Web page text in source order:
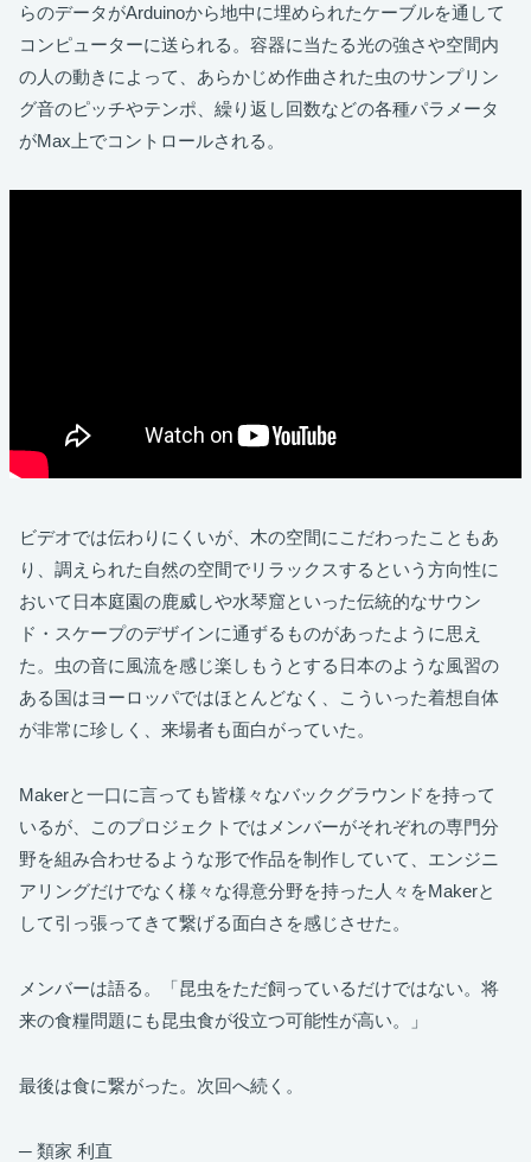
らのデータがArduinoから地中に埋められたケーブルを通して
コンピューターに送られる。容器に当たる光の強さや空間内
の人の動きによって、あらかじめ作曲された虫のサンプリン
グ音のピッチやテンポ、繰り返し回数などの各種パラメータ
がMax上でコントロールされる。
ビデオでは伝わりにくいが、木の空間にこだわったこともあ
り、調えられた自然の空間でリラックスするという方向性に
おいて日本庭園の鹿威しや水琴窟といった伝統的なサウン
ド・スケープのデザインに通ずるものがあったように思え
た。虫の音に風流を感じ楽しもうとする日本のような風習の
ある国はヨーロッパではほとんどなく、こういった着想自体
が非常に珍しく、来場者も面白がっていた。
Makerと一口に言っても皆様々なバックグラウンドを持って
いるが、このプロジェクトではメンバーがそれぞれの専門分
野を組み合わせるような形で作品を制作していて、エンジニ
アリングだけでなく様々な得意分野を持った人々をMakerと
して引っ張ってきて繋げる面白さを感じさせた。
メンバーは語る。「昆虫をただ飼っているだけではない。将
来の食糧問題にも昆虫食が役立つ可能性が高い。」
最後は食に繋がった。次回へ続く。
─ 類家 利直